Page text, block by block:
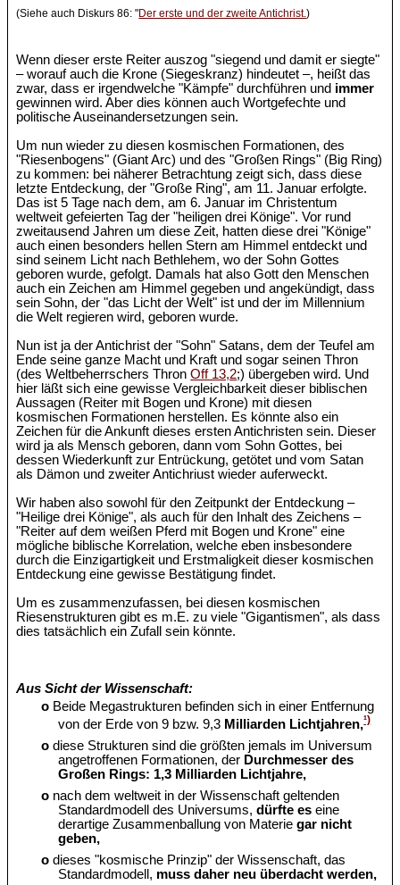
(Siehe auch Diskurs 86: "Der erste und der zweite Antichrist.)
Wenn dieser erste Reiter auszog "siegend und damit er siegte"
– worauf auch die Krone (Siegeskranz) hindeutet –, heißt das
zwar, dass er irgendwelche "Kämpfe" durchführen und immer
gewinnen wird. Aber dies können auch Wortgefechte und
politische Auseinandersetzungen sein.
Um nun wieder zu diesen kosmischen Formationen, des
"Riesenbogens" (Giant Arc) und des "Großen Rings" (Big Ring)
zu kommen: bei näherer Betrachtung zeigt sich, dass diese
letzte Entdeckung, der "Große Ring", am 11. Januar erfolgte.
Das ist 5 Tage nach dem, am 6. Januar im Christentum
weltweit gefeierten Tag der "heiligen drei Könige". Vor rund
zweitausend Jahren um diese Zeit, hatten diese drei "Könige"
auch einen besonders hellen Stern am Himmel entdeckt und
sind seinem Licht nach Bethlehem, wo der Sohn Gottes
geboren wurde, gefolgt. Damals hat also Gott den Menschen
auch ein Zeichen am Himmel gegeben und angekündigt, dass
sein Sohn, der "das Licht der Welt" ist und der im Millennium
die Welt regieren wird, geboren wurde.
Nun ist ja der Antichrist der "Sohn" Satans, dem der Teufel am
Ende seine ganze Macht und Kraft und sogar seinen Thron
(des Weltbeherrschers ThronOff 13,2;) übergeben wird. Und
hier läßt sich eine gewisse Vergleichbarkeit dieser biblischen
Aussagen (Reiter mit Bogen und Krone) mit diesen
kosmischen Formationen herstellen. Es könnte also ein
Zeichen für die Ankunft dieses ersten Antichristen sein. Dieser
wird ja als Mensch geboren, dann vom Sohn Gottes, bei
dessen Wiederkunft zur Entrückung, getötet und vom Satan
als Dämon und zweiter Antichriust wieder auferweckt.
Wir haben also sowohl für den Zeitpunkt der Entdeckung –
"Heilige drei Könige", als auch für den Inhalt des Zeichens –
"Reiter auf dem weißen Pferd mit Bogen und Krone" eine
mögliche biblische Korrelation, welche eben insbesondere
durch die Einzigartigkeit und Erstmaligkeit dieser kosmischen
Entdeckung eine gewisse Bestätigung findet.
Um es zusammenzufassen, bei diesen kosmischen
Riesenstrukturen gibt es m.E. zu viele "Gigantismen", als dass
dies tatsächlich ein Zufall sein könnte.
Aus Sicht der Wissenschaft:
o Beide Megastrukturen befinden sich in einer Entfernung
von der Erde von 9 bzw. 9,3 Milliarden Lichtjahren,¹)
o diese Strukturen sind die größten jemals im Universum
angetroffenen Formationen, der Durchmesser des
Großen Rings: 1,3 Milliarden Lichtjahre,
o nach dem weltweit in der Wissenschaft geltenden
Standardmodell des Universums,dürfte eseine
derartige Zusammenballung von Materiegar nicht
geben,
o dieses "kosmische Prinzip" der Wissenschaft, das
Standardmodell, muss daher neu überdacht werden,